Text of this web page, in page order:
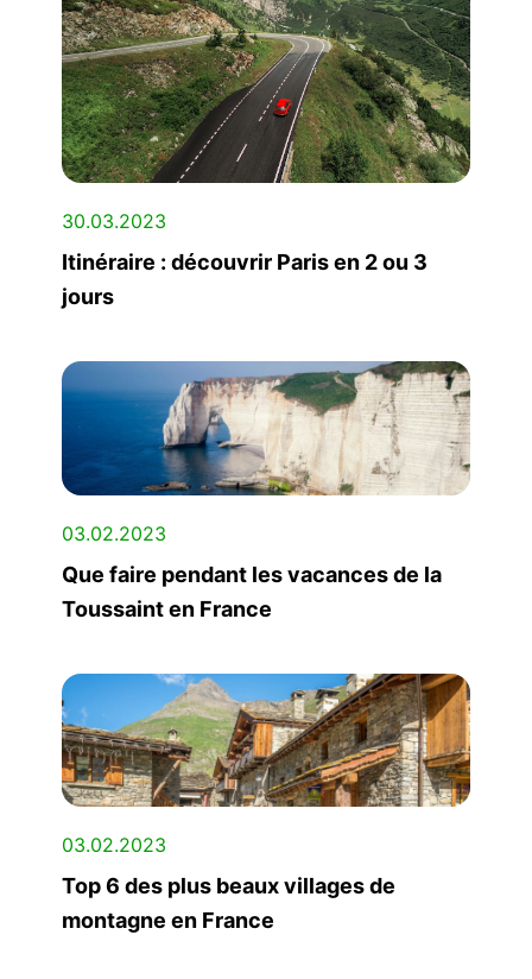
30.03.2023
Itinéraire : découvrir Paris en 2 ou 3
jours
03.02.2023
Que faire pendant les vacances de la
Toussaint en France
03.02.2023
Top 6 des plus beaux villages de
montagne en France